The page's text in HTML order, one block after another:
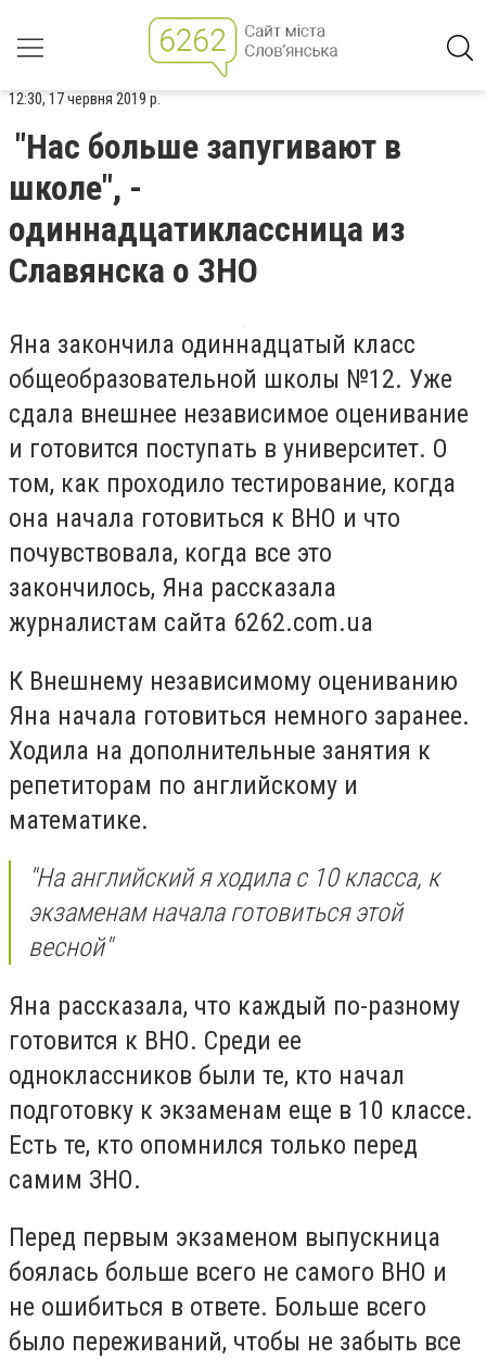
12:30, 17 червня 2019 р.
"Нас больше запугивают в
школе", -
одиннадцатиклассница из
Славянска о ЗНО
Яна закончила одиннадцатый класс
общеобразовательной школы №12. Уже
сдала внешнее независимое оценивание
и готовится поступать в университет. О
том, как проходило тестирование, когда
она начала готовиться к ВНО и что
почувствовала, когда все это
закончилось, Яна рассказала
журналистам сайта 6262.com.ua
К Внешнему независимому оцениванию
Яна начала готовиться немного заранее.
Ходила на дополнительные занятия к
репетиторам по английскому и
математике.
"На английский я ходила с 10 класса, к
экзаменам начала готовиться этой
весной"
Яна рассказала, что каждый по-разному
готовится к ВНО. Среди ее
одноклассников были те, кто начал
подготовку к экзаменам еще в 10 классе.
Есть те, кто опомнился только перед
самим ЗНО.
Перед первым экзаменом выпускница
боялась больше всего не самого ВНО и
не ошибиться в ответе. Больше всего
было переживаний, чтобы не забыть все